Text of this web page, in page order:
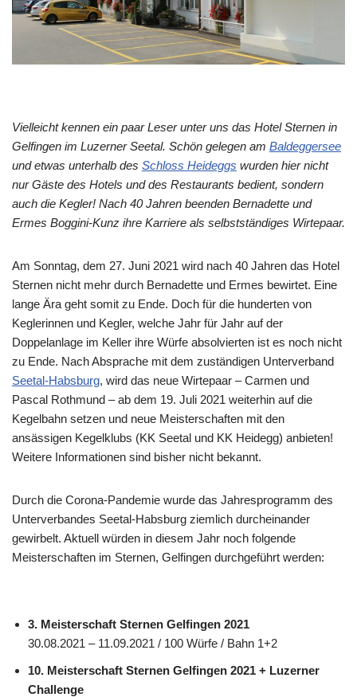
Vielleicht kennen ein paar Leser unter uns das Hotel Sternen in
Gelfingen im Luzerner Seetal. Schön gelegen am Baldeggersee
und etwas unterhalb des Schloss Heideggs wurden hier nicht
nur Gäste des Hotels und des Restaurants bedient, sondern
auch die Kegler! Nach 40 Jahren beenden Bernadette und
Ermes Boggini-Kunz ihre Karriere als selbstständiges Wirtepaar.
Am Sonntag, dem 27. Juni 2021 wird nach 40 Jahren das Hotel
Sternen nicht mehr durch Bernadette und Ermes bewirtet. Eine
lange Ära geht somit zu Ende. Doch für die hunderten von
Keglerinnen und Kegler, welche Jahr für Jahr auf der
Doppelanlage im Keller ihre Würfe absolvierten ist es noch nicht
zu Ende. Nach Absprache mit dem zuständigen Unterverband
Seetal-Habsburg, wird das neue Wirtepaar – Carmen und
Pascal Rothmund – ab dem 19. Juli 2021 weiterhin auf die
Kegelbahn setzen und neue Meisterschaften mit den
ansässigen Kegelklubs (KK Seetal und KK Heidegg) anbieten!
Weitere Informationen sind bisher nicht bekannt.
Durch die Corona-Pandemie wurde das Jahresprogramm des
Unterverbandes Seetal-Habsburg ziemlich durcheinander
gewirbelt. Aktuell würden in diesem Jahr noch folgende
Meisterschaften im Sternen, Gelfingen durchgeführt werden:
3. Meisterschaft Sternen Gelfingen 2021
30.08.2021 – 11.09.2021 / 100 Würfe / Bahn 1+2
10. Meisterschaft Sternen Gelfingen 2021 + Luzerner
Challenge